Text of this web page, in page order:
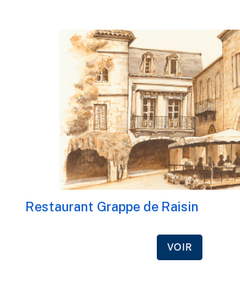
Restaurant Grappe de Raisin
VOIR